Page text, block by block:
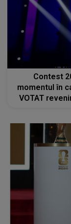
România
Contest
momentul în
VOTAT